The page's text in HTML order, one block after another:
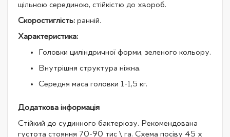
щільною серединою, стійкістю до хвороб.
Скоростиглість: ранній.
Характеристика:
Головки циліндричної форми, зеленого кольору.
Внутрішня структура ніжна.
Середня маса головки 1-1,5 кг.
Додаткова інформація
Стійкий до судинного бактеріозу. Рекомендована
густота стояння 70-90 тис \ га. Схема посіву 45 х